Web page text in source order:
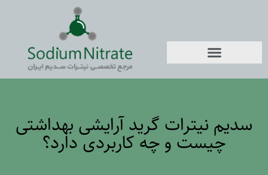
سدیم نیترات گرید آرایشی بهداشتی
چیست و چه کاربردی دارد؟